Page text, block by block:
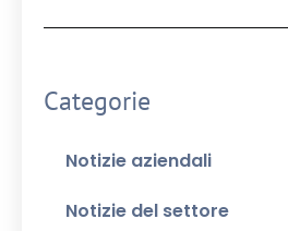
Categorie
Notizie aziendali
Notizie del settore